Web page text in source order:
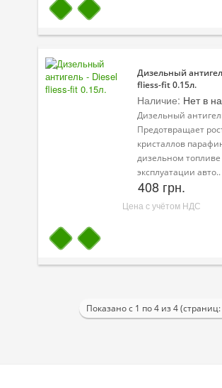
Дизельный
fliess-fit 0.15л.
Наличие: Нет в
Дизельный
Предотвращает
кристаллов
дизельном
эксплуатации авто..
408 грн.
Цена с учётом НДС
Показано с 1 по 4 из 4 (страниц: